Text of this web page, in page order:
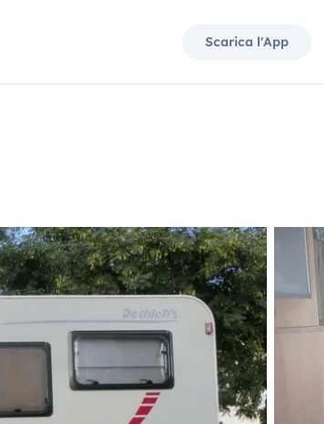
Scarica l'App